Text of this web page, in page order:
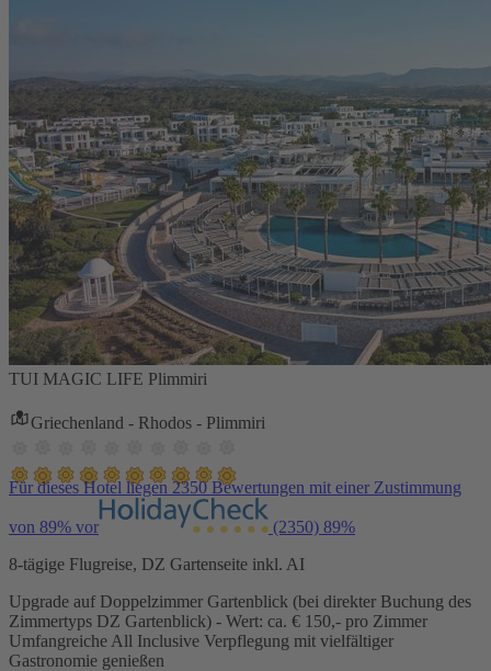
TUI MAGIC LIFE Plimmiri
Griechenland - Rhodos - Plimmiri
Für dieses Hotel liegen 2350 Bewertungen mit einer Zustimmung
von 89% vor (2350) 89%
8-tägige Flugreise, DZ Gartenseite inkl. AI
Upgrade auf Doppelzimmer Gartenblick (bei direkter Buchung des
Zimmertyps DZ Gartenblick) - Wert: ca. € 150,- pro Zimmer
Umfangreiche All Inclusive Verpflegung mit vielfältiger
Gastronomie genießen